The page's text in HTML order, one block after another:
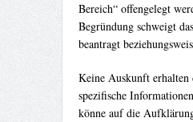
Bereich“ offengelegt
Begründung schweigt
beantragt
Keine Auskunft erhalten
spezifische
könne auf die